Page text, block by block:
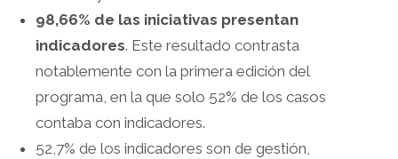
98,66% de las iniciativas presentan
indicadores. Este resultado contrasta
notablemente con la primera edición del
programa, en la que solo 52% de los casos
contaba con indicadores.
52,7% de los indicadores son de gestión,